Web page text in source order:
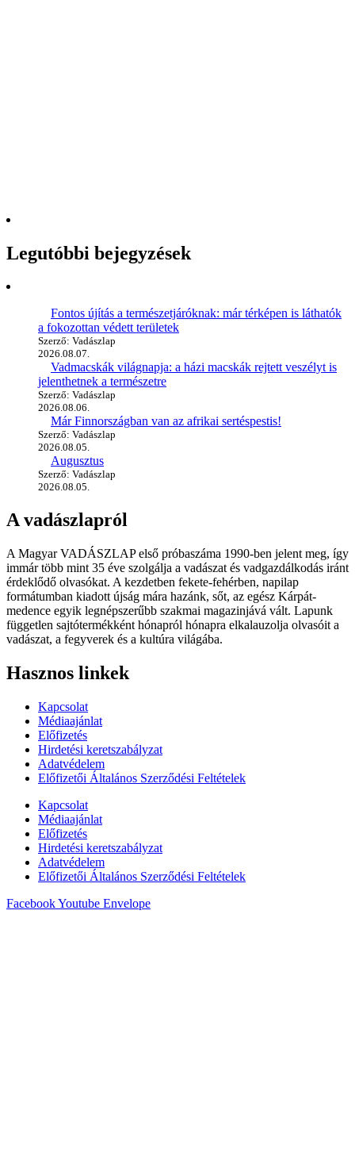
Legutóbbi bejegyzések
Fontos újítás a természetjáróknak: már térképen is láthatók
a fokozottan védett területek
Szerző: Vadászlap
2026.08.07.
Vadmacskák világnapja: a házi macskák rejtett veszélyt is
jelenthetnek a természetre
Szerző: Vadászlap
2026.08.06.
Már Finnországban van az afrikai sertéspestis!
Szerző: Vadászlap
2026.08.05.
Augusztus
Szerző: Vadászlap
2026.08.05.
A vadászlapról
A Magyar VADÁSZLAP első próbaszáma 1990-ben jelent meg, így
immár több mint 35 éve szolgálja a vadászat és vadgazdálkodás iránt
érdeklődő olvasókat. A kezdetben fekete-fehérben, napilap
formátumban kiadott újság mára hazánk, sőt, az egész Kárpát-
medence egyik legnépszerűbb szakmai magazinjává vált. Lapunk
független sajtótermékként hónapról hónapra elkalauzolja olvasóit a
vadászat, a fegyverek és a kultúra világába.
Hasznos linkek
Kapcsolat
Médiaajánlat
Előfizetés
Hirdetési keretszabályzat
Adatvédelem
Előfizetői Általános Szerződési Feltételek
Kapcsolat
Médiaajánlat
Előfizetés
Hirdetési keretszabályzat
Adatvédelem
Előfizetői Általános Szerződési Feltételek
FacebookYoutube Envelope